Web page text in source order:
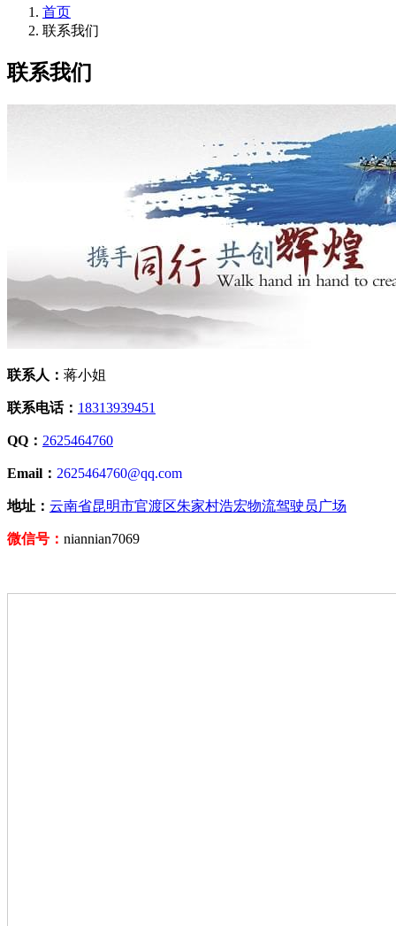
首页
联系我们
联系我们
联系人： 蒋小姐
联系电话： 18313939451
QQ： 2625464760
Email： 2625464760@qq.com
地址： 云南省昆明市官渡区朱家村浩宏物流驾驶员广场
微信号： niannian7069